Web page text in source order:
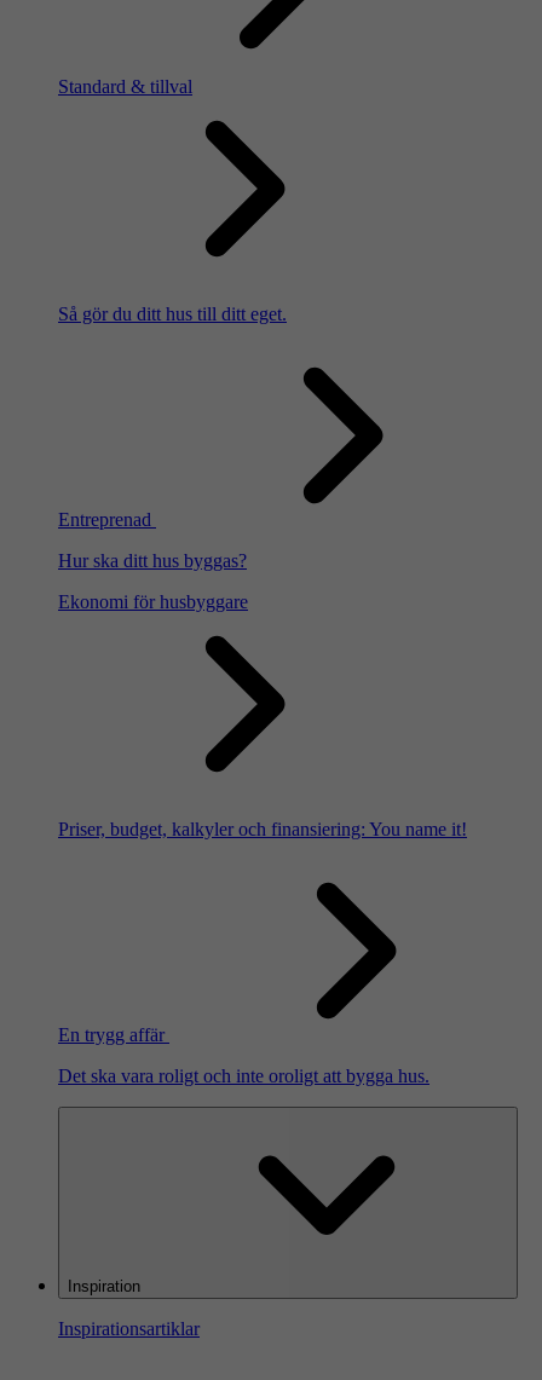
Standard & tillval
Så gör du ditt hus till ditt eget.
Entreprenad
Hur ska ditt hus byggas?
Ekonomi för husbyggare
Priser, budget, kalkyler och finansiering: You name it!
En trygg affär
Det ska vara roligt och inte oroligt att bygga hus.
Inspiration
Inspirationsartiklar